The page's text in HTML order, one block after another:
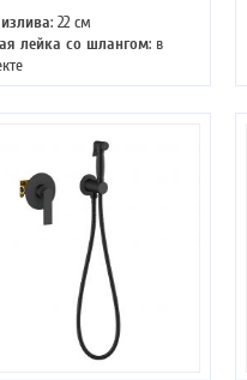
: 22 см
лейка со шлангом: в
: встраиваемый (скрытый)
: литой
: золото